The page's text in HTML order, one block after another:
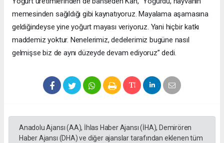
memesinden sağıldığı gibi kaynatıyoruz. Mayalama aşamasına
geldiğindeyse yine yoğurt mayası veriyoruz. Yani hiçbir katkı
maddemiz yoktur. Nenelerimiz, dedelerimiz bugüne nasıl
gelmişse biz de aynı düzeyde devam ediyoruz” dedi.
Anadolu Ajansı (AA), İhlas Haber Ajansı (İHA), Demirören
Haber Ajansı (DHA) ve diğer ajanslar tarafından eklenen tüm